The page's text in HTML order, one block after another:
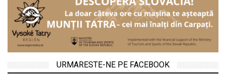
URMARESTE-NE PE FACEBOOK